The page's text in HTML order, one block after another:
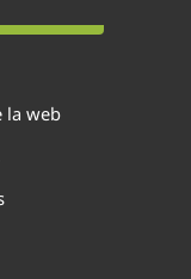
la web